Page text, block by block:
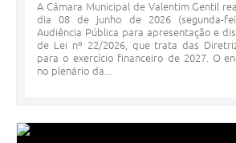
A Câmara Municipal de Valentim Gentil
dia 08 de junho de 2026 (segunda-
Audiência Pública para apresentação e
de Lei nº 22/2026, que trata das
para o exercício financeiro de 2027. O
no plenário da...